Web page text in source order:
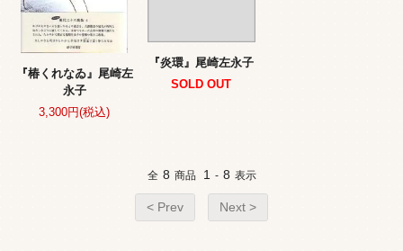
『椿くれなゐ』尾崎左
永子
3,300円(税込)
『炎環』尾崎左永子
SOLD OUT
全 8 商品 1 - 8 表示
< Prev Next >